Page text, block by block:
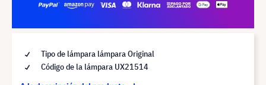
Tipo de lámpara lámpara Original
Código de la lámpara UX21514